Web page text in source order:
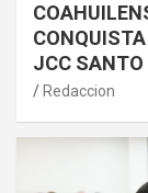
JCC
Redaccion